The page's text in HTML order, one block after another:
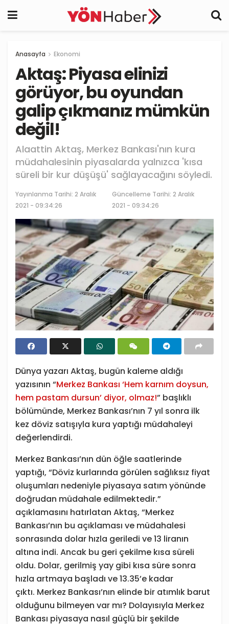
Anasayfa Ekonomi
Aktaş: Piyasa elinizi
görüyor, bu oyundan
galip çıkmanız mümkün
değil!
Alaattin Aktaş, Merkez Bankası'nın kura
müdahalesinin piyasalarda yalnızca 'kısa
süreli bir kur düşüşü' sağlayacağını söyledi.
Yayınlanma Tarihi: 2 Aralık
2021 - 09:34:26
Güncelleme Tarihi: 2 Aralık
2021 - 09:34:26
Dünya yazarı Aktaş, bugün kaleme aldığı
yazısının “Merkez Bankası ‘Hem karnım doysun,
hem pastam dursun’ diyor, olmaz!” başlıklı
bölümünde, Merkez Bankası’nın 7 yıl sonra ilk
kez döviz satışıyla kura yaptığı müdahaleyi
değerlendirdi.
Merkez Bankası’nın dün öğle saatlerinde
yaptığı, “Döviz kurlarında görülen sağlıksız fiyat
oluşumları nedeniyle piyasaya satım yönünde
doğrudan müdahale edilmektedir.”
açıklamasını hatırlatan Aktaş, “Merkez
Bankası’nın bu açıklaması ve müdahalesi
sonrasında dolar hızla geriledi ve 13 liranın
altına indi. Ancak bu geri çekilme kısa süreli
oldu. Dolar, gerilmiş yay gibi kısa süre sonra
hızla artmaya başladı ve 13.35’e kadar
çıktı. Merkez Bankası’nın elinde bir atımlık barut
olduğunu bilmeyen var mı? Dolayısıyla Merkez
Bankası piyasaya nasıl güçlü bir şekilde